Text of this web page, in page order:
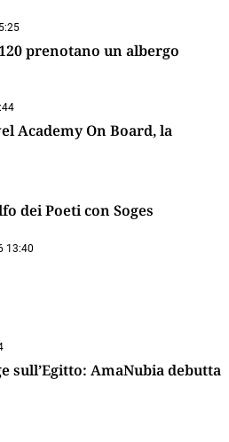
prenotano un albergo
Academy On Board, la
dei Poeti con Soges
13:40
sull’Egitto: AmaNubia debutta